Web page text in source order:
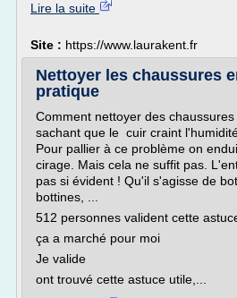
Lire la suite
Site : https://www.laurakent.fr
Nettoyer les chaussures
pratique
Comment nettoyer des
sachant que le cuir craint
Pour pallier à ce problème on
cirage. Mais cela ne suffit pas.
pas si évident ! Qu'il s'agisse de
bottines, ...
512 personnes valident cette
ça a marché pour moi
Je valide
ont trouvé cette astuce utile,...